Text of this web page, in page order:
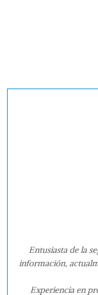
Entusiasta de la
información,
Experiencia en